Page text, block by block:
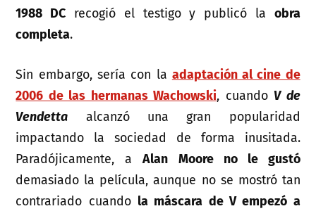
1988 DC recogió el testigo y publicó la obra
completa.
Sin embargo, sería con la adaptación al cine de
2006 de las hermanas Wachowski, cuandoV de
Vendetta alcanzó una gran popularidad
impactando la sociedad de forma inusitada.
Paradójicamente, aAlan Moore no le gustó
demasiado la película, aunque no se mostró tan
contrariado cuando la máscara de V empezó a